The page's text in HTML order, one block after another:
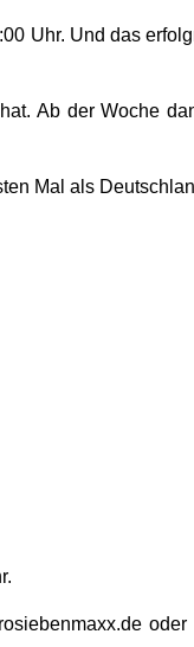
Uhr. Und das
Ab der Woche
Mal als